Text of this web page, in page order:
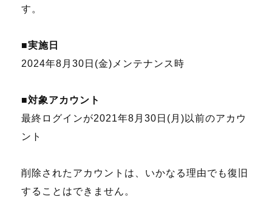
す。
■実施日
2024年8月30日(金)メンテナンス時
■対象アカウント
最終ログインが2021年8月30日(月)以前のアカウ
ント
削除されたアカウントは、いかなる理由でも復旧
することはできません。